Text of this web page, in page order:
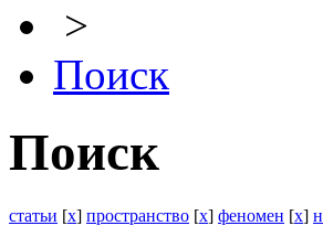
>
Поиск
Поиск
статьи [x] пространство [x] феномен [x]